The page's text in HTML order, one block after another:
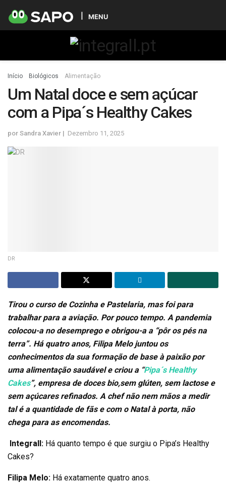
MENU
Início Biológicos Alimentação
Um Natal doce e sem açúcar
com a Pipa´s Healthy Cakes
por Sandra Xavier Dezembro 11, 2025
DR
Tirou o curso de Cozinha e Pastelaria, mas foi para
trabalhar para a aviação. Por pouco tempo. A pandemia
colocou-a no desemprego e obrigou-a a “pôr os pés na
terra”. Há quatro anos, Filipa Melo juntou os
conhecimentos da sua formação de base à paixão por
uma alimentação saudável e criou a “Pipa´s Healthy
Cakes”, empresa de doces bio,sem glúten, sem lactose e
sem açúcares refinados. A chef não nem mãos a medir
tal é a quantidade de fãs e com o Natal à porta, não
chega para as encomendas.
Integrall: Há quanto tempo é que surgiu o Pipa’s Healthy
Cakes?
Filipa Melo: Há exatamente quatro anos.